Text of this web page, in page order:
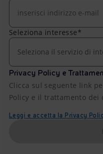
Seleziona interesse*
Seleziona il servizio di
Privacy Policy e
Clicca sul seguente link
Policy e il trattamento dei
Leggi e accetta la Privacy